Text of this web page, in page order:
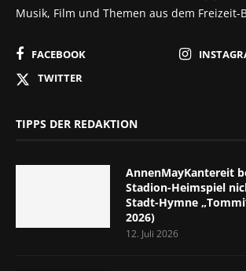
Musik, Film und Themen aus dem Freizeit-
FACEBOOK
TWITTER
TIPPS DER REDAKTION
AnnenMayKantereit
Stadion-Heimspiel
Stadt-Hymne
2026)
12. Juli 2026